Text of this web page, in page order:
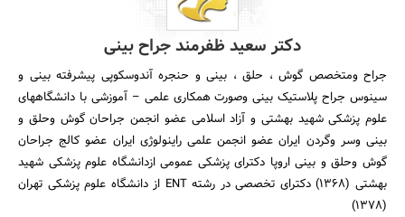
دکتر سعید ظفرمند جراح بینی
جراح ومتخصص گوش ، حلق ، بینی و حنجره آندوسکوپی پیشرفته بینی و
سینوس جراح پلاستیک بینی وصورت همکاری علمی – آموزشی با دانشگاههای
علوم پزشکی شهید بهشتی و آزاد اسلامی عضو انجمن جراحان گوش وحلق و
بینی وسر وگردن ایران عضو انجمن علمی راینولوژی ایران عضو کالج جراحان
گوش وحلق و بینی اروپا دکترای پزشکی عمومی ازدانشگاه علوم پزشکی شهید
بهشتی (۱۳۶۸) دکترای تخصصی در رشته ENT از دانشگاه علوم پزشکی تهران
(۱۳۷۸)